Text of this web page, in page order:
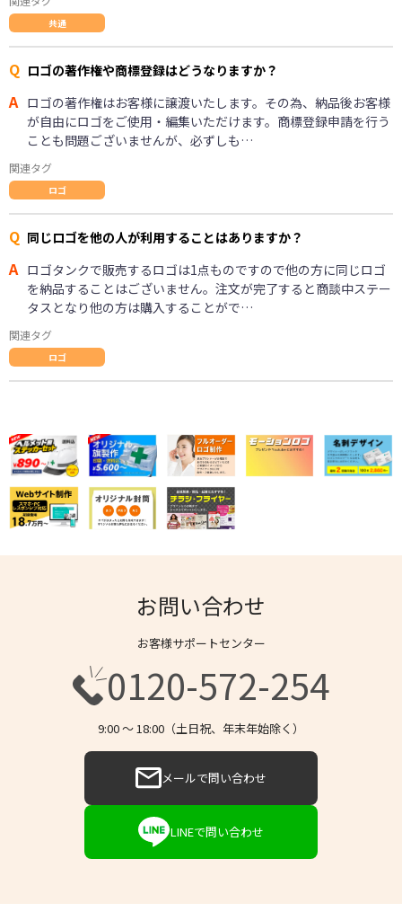
共通
Q ロゴの著作権や商標登録はどうなりますか？
A ロゴの著作権はお客様に譲渡いたします。その為、納品後お客様
が自由にロゴをご使用・編集いただけます。商標登録申請を行う
ことも問題ございませんが、必ずしも…
関連タグ
ロゴ
Q 同じロゴを他の人が利用することはありますか？
A ロゴタンクで販売するロゴは1点ものですので他の方に同じロゴ
を納品することはございません。注文が完了すると商談中ステー
タスとなり他の方は購入することがで…
関連タグ
ロゴ
お問い合わせ
お客様サポートセンター
0120-572-254
9:00 〜 18:00（土日祝、年末年始除く）
メールで問い合わせ
LINEで問い合わせ